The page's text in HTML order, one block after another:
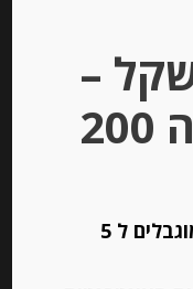
–
מינימום הזמנה 200
** מוצרי De cecco ו Mutti מוגבלים ל 5